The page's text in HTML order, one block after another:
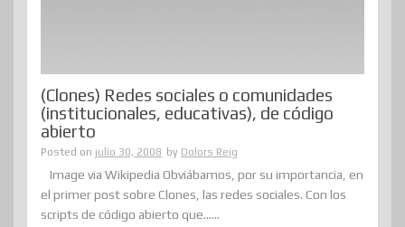
(Clones) Redes sociales o comunidades
(institucionales, educativas), de código
abierto
Posted on julio 30, 2008 by Dolors Reig
Image via Wikipedia Obviábamos, por su importancia, en
el primer post sobre Clones, las redes sociales. Con los
scripts de código abierto que......